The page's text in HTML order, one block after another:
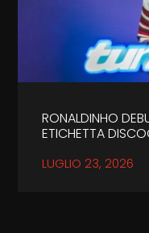
RONALDINHO
ETICHETTA
LUGLIO 23, 2026